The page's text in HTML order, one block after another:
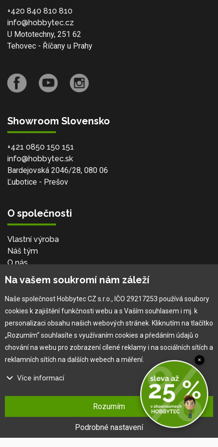
+420 840 810 810
info@hobbytec.cz
U Mototechny, 251 62
Tehovec - Říčany u Prahy
Showroom Slovensko
+421 0850 150 151
info@hobbytec.sk
Bardejovská 2046/28, 080 06
Ľubotice - Prešov
O společnosti
Vlastní výroba
Náš tým
O nás
Pro zákazníka
Obchodní podmínky
Věrnostní program
Jak na reklamaci
Výprodej
Na vašem soukromí nám záleží
Naše společnost Hobbytec CZ s.r.o., IČO 29217253 používá soubory
cookies k zajištění funkčnosti webu a s Vaším souhlasem i mj. k
personalizaci obsahu našich webových stránek. Kliknutím na tlačítko
„Rozumím“ souhlasíte s využívaním cookies a předáním údajů o
chování na webu pro zobrazení cílené reklamy i na sociálních sítích a
reklamních sítích na dalších webech a měření.
Více informací
Na našem webu používáme několik druhů kategorií cookies:
Ty jsou nezbytně nutné pro fungování webu a jeho funkcí, které se
rozhodnete využívat. Bez nich by náš web nefungoval, např. by nebylo
Rozumím
Podrobné nastavení
×